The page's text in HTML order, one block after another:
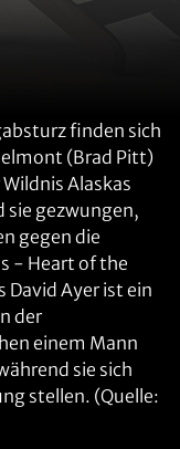
finden sich
(Brad Pitt)
Alaskas
sie gezwungen,
gegen die
- Heart of the
David Ayer ist ein
der
einem Mann
sie sich
stellen. (Quelle: